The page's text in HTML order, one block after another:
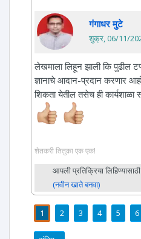
गंगाधर मुटे
शुक्र, 06/11/
लेखमाला लिहून झाली कि पुढील
ज्ञानाचे आदान-प्रदान करणार
शिकता येतील तसेच ही
शेतकरी तितुका एक एक!
आपली प्रतिक्रिया लिहिण्यासाठी
(नवीन खाते बनवा)
पाने 1 2 3 4 5 6